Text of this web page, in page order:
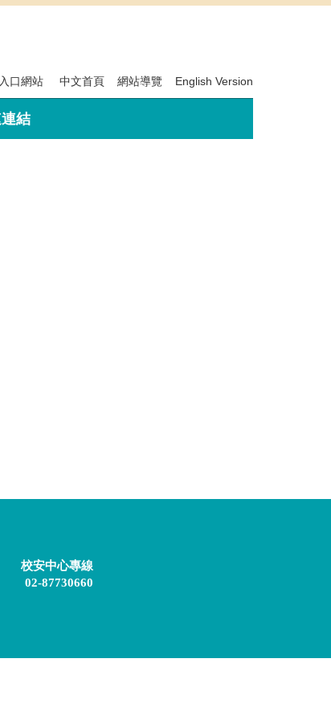
口網站 中文首頁 網站導覽 English Version
結
校安中心專線
02-87730660